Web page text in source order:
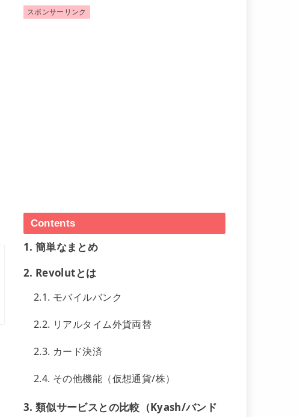
スポンサーリンク
Contents
1. 簡単なまとめ
2. Revolutとは
2.1. モバイルバンク
2.2. リアルタイム外貨両替
2.3. カード決済
2.4. その他機能（仮想通貨/株）
3. 類似サービスとの比較（Kyash/バンド